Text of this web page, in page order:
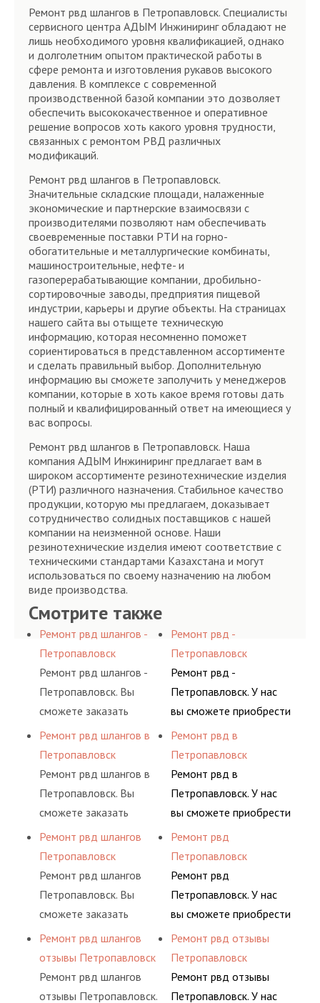
Ремонт рвд шлангов в Петропавловск. Специалисты
сервисного центра АДЫМ Инжиниринг обладают не
лишь необходимого уровня квалификацией, однако
и долголетним опытом практической работы в
сфере ремонта и изготовления рукавов высокого
давления. В комплексе с современной
производственной базой компании это дозволяет
обеспечить высококачественное и оперативное
решение вопросов хоть какого уровня трудности,
связанных с ремонтом РВД различных
модификаций.
Ремонт рвд шлангов в Петропавловск.
Значительные складские площади, налаженные
экономические и партнерские взаимосвязи с
производителями позволяют нам обеспечивать
своевременные поставки РТИ на горно-
обогатительные и металлургические комбинаты,
машиностроительные, нефте- и
газоперерабатывающие компании, дробильно-
сортировочные заводы, предприятия пищевой
индустрии, карьеры и другие объекты. На страницах
нашего сайта вы отыщете техническую
информацию, которая несомненно поможет
сориентироваться в представленном ассортименте
и сделать правильный выбор. Дополнительную
информацию вы сможете заполучить у менеджеров
компании, которые в хоть какое время готовы дать
полный и квалифицированный ответ на имеющиеся у
вас вопросы.
Ремонт рвд шлангов в Петропавловск. Наша
компания АДЫМ Инжиниринг предлагает вам в
широком ассортименте резинотехнические изделия
(РТИ) различного назначения. Стабильное качество
продукции, которую мы предлагаем, доказывает
сотрудничество солидных поставщиков с нашей
компании на неизменной основе. Наши
резинотехнические изделия имеют соответствие с
техническими стандартами Казахстана и могут
использоваться по своему назначению на любом
виде производства.
Смотрите также
Ремонт рвд шлангов -
Петропавловск
Ремонт рвд шлангов -
Петропавловск. Вы
сможете заказать
сервис РВД на разовой
основе либо на
условиях
долговременного
комплексного
гидросистем Вашего
предприятия.
Ремонт рвд шлангов в
Петропавловск
Ремонт рвд шлангов в
Петропавловск. Вы
сможете заказать
сервис РВД на разовой
основе либо на
условиях
долговременного
комплексного
гидросистем Вашего
предприятия.
Ремонт рвд шлангов
Петропавловск
Ремонт рвд шлангов
Петропавловск. Вы
сможете заказать
сервис РВД на разовой
основе либо на
условиях
долговременного
Ремонт рвд шлангов
отзывы Петропавловск
Ремонт рвд шлангов
отзывы Петропавловск.
Ремонт рвд -
Петропавловск
Ремонт рвд -
Петропавловск. У нас
вы сможете приобрести
рукав с разными
фитингами и
комплектующими,
АДЫМ Инжиниринг
предлагает ремонт
давления. Ремонт
шлангов производится
высококвалифицирован
ными спецами, которые
помогут решить любую
сложную задачу.
Ремонт рвд в
Петропавловск
Ремонт рвд в
Петропавловск. У нас
вы сможете приобрести
рукав с разными
фитингами и
комплектующими,
АДЫМ Инжиниринг
предлагает ремонт
давления. Ремонт
шлангов производится
высококвалифицирован
Ремонт рвд
Петропавловск
Ремонт рвд
Петропавловск. У нас
вы сможете приобрести
рукав с разными
фитингами и
комплектующими,
АДЫМ Инжиниринг
Ремонт рвд отзывы
Петропавловск
Ремонт рвд отзывы
Петропавловск. У нас